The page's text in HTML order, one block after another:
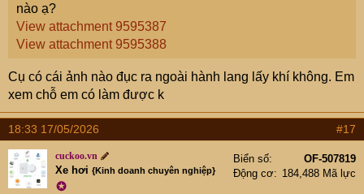
nào ạ?
View attachment 9595387
View attachment 9595388
Cụ có cái ảnh nào đục ra ngoài hành lang lấy khí không. Em
xem chỗ em có làm được k
18:33 17/05/2026 #17
cuckoo.vn
Xe hơi {Kinh doanh chuyên nghiệp}
✪
Biển số
OF-507819
Động cơ
184,488 Mã lực